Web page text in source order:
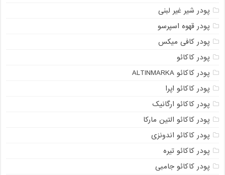
پودر شیر غیر لبنی
پودر قهوه اسپرسو
پودر کافی میکس
پودر کاکائو
پودر کاکائو ALTINMARKA
پودر کاکائو اپرا
پودر کاکائو ارگانیک
پودر کاکائو التین مارکا
پودر کاکائو اندونزی
پودر کاکائو تیره
پودر کاکائو جامبی